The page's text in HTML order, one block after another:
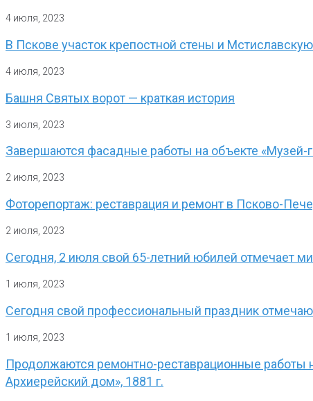
4 июля, 2023
В Пскове участок крепостной стены и
4 июля, 2023
Башня Святых ворот — краткая история
3 июля, 2023
Завершаются фасадные работы на объекте «Музей-
2 июля, 2023
Фоторепортаж: реставрация и ремонт в Псково-
2 июля, 2023
Сегодня, 2 июля свой 65-летний юбилей отмечает
1 июля, 2023
Сегодня свой профессиональный праздник
1 июля, 2023
Продолжаются ремонтно-реставрационные работы
Архиерейский дом», 1881 г.